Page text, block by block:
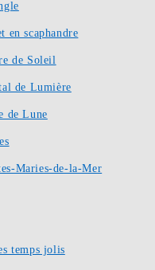
en scaphandre
de Soleil
de Lumière
de Lune
Maries-de-la-Mer
temps jolis